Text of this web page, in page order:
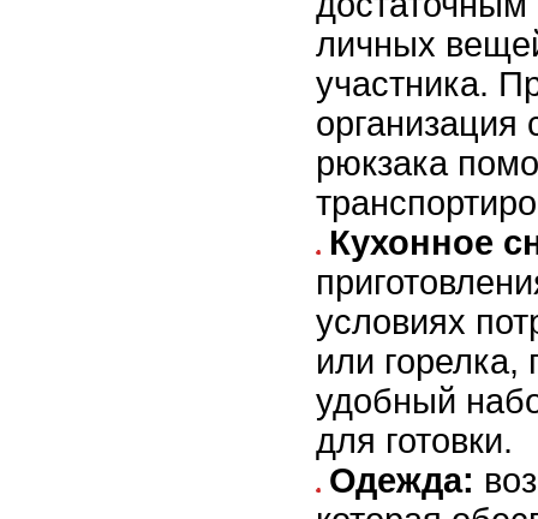
личных
участника.
организация
рюкзака
Кухонное
условиях
или горелка,
удобный
для готовки.
Одежда: